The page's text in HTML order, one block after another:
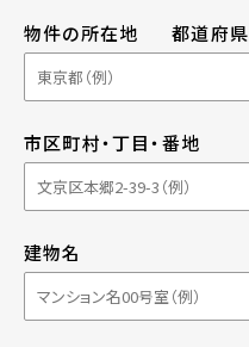
物件の所在地 都道府県
市区町村・丁目・番地
建物名